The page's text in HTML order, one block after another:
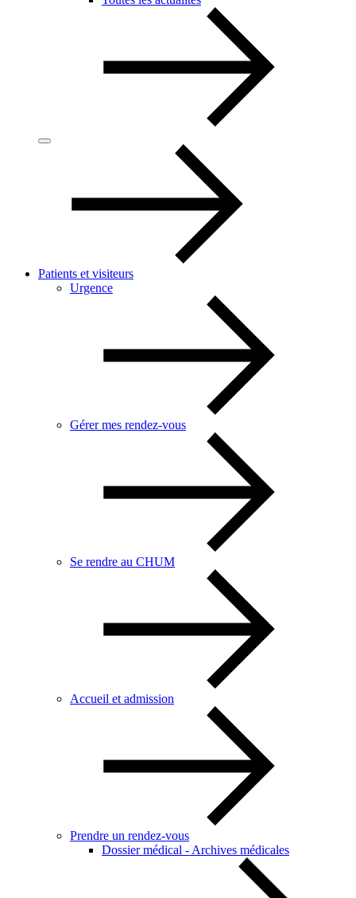
Patients et visiteurs
Urgence
Gérer mes rendez-vous
Se rendre au CHUM
Accueil et admission
Prendre un rendez-vous
Dossier médical - Archives médicales